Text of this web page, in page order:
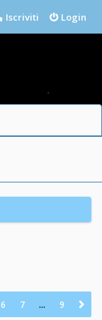
Login
Iscriviti
6 7 … 9